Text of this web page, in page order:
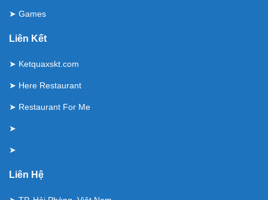
➤ Games
Liên Kết
➤ Ketquaxskt.com
➤ Here Restaurant
➤ Restaurant For Me
➤
➤
Liên Hệ